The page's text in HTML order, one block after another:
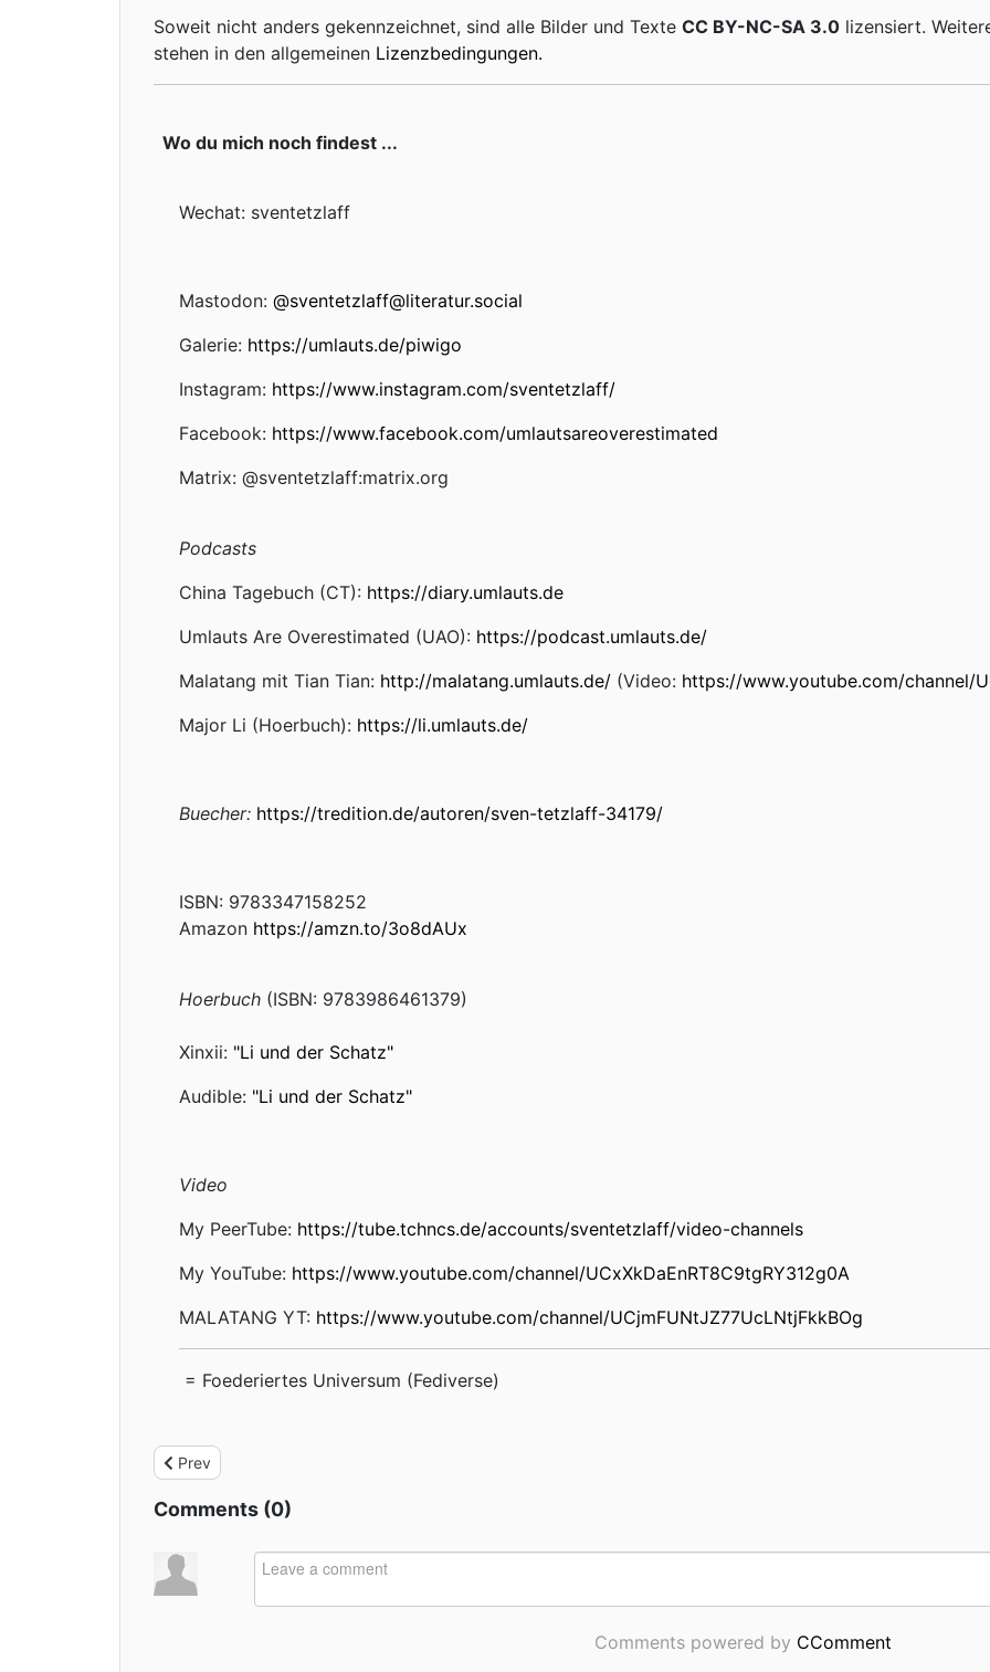
Soweit nicht anders gekennzeichnet, sind alle Bilder und Texte CC BY-NC-SA 3.0 lizensiert.
stehen in den allgemeinen Lizenzbedingungen.
Wo du mich noch findest ...
Wechat: sventetzlaff
Mastodon: @sventetzlaff@literatur.social
Galerie: https://umlauts.de/piwigo
Instagram: https://www.instagram.com/sventetzlaff/
Facebook: https://www.facebook.com/umlautsareoverestimated
Matrix: @sventetzlaff:matrix.org
Podcasts
China Tagebuch (CT): https://diary.umlauts.de
Umlauts Are Overestimated (UAO): https://podcast.umlauts.de/
Malatang mit Tian Tian: http://malatang.umlauts.de/ (Video: https://www.youtube.com/channel/
Major Li (Hoerbuch): https://li.umlauts.de/
Buecher: https://tredition.de/autoren/sven-tetzlaff-34179/
ISBN: 9783347158252
Amazon https://amzn.to/3o8dAUx
Hoerbuch (ISBN: 9783986461379)
Xinxii: "Li und der Schatz"
Audible: "Li und der Schatz"
Video
My PeerTube: https://tube.tchncs.de/accounts/sventetzlaff/video-channels
My YouTube: https://www.youtube.com/channel/UCxXkDaEnRT8C9tgRY312g0A
MALATANG YT: https://www.youtube.com/channel/UCjmFUNtJZ77UcLNtjFkkBOg
= Foederiertes Universum (Fediverse)
Previous article: China Tagebuch - FAQ
Prev
Comments (0)
Comments powered by CComment